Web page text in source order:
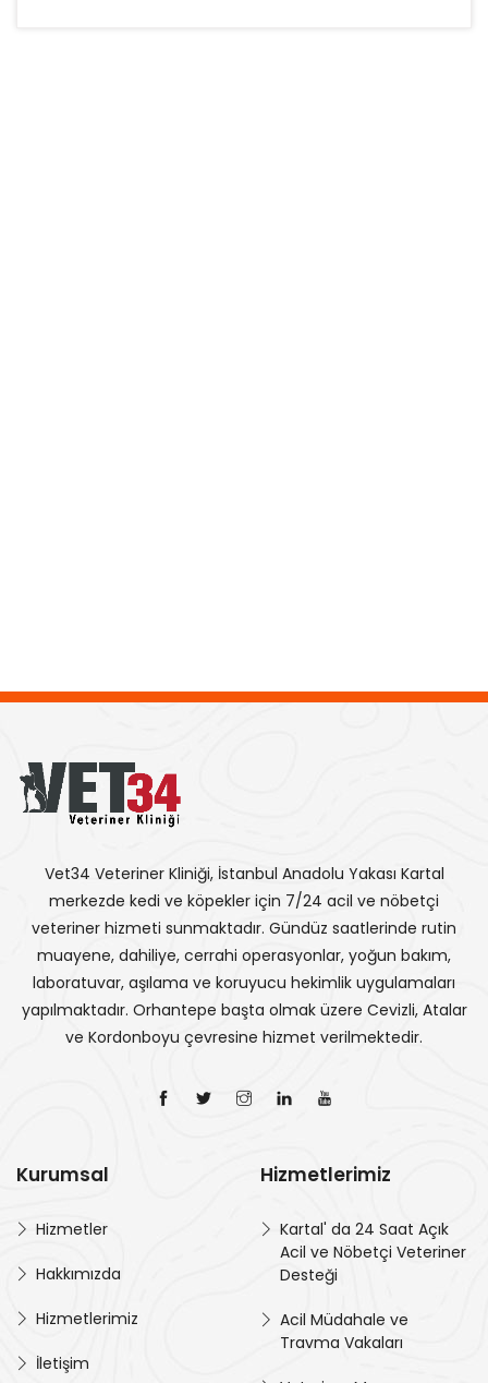
Vet34 Veteriner Kliniği, İstanbul Anadolu Yakası Kartal
merkezde kedi ve köpekler için 7/24 acil ve nöbetçi
veteriner hizmeti sunmaktadır. Gündüz saatlerinde rutin
muayene, dahiliye, cerrahi operasyonlar, yoğun bakım,
laboratuvar, aşılama ve koruyucu hekimlik uygulamaları
yapılmaktadır. Orhantepe başta olmak üzere Cevizli, Atalar
ve Kordonboyu çevresine hizmet verilmektedir.
Kurumsal
Hizmetler
Hakkımızda
Hizmetlerimiz
İletişim
Hizmetlerimiz
Kartal' da 24 Saat Açık
Acil ve Nöbetçi Veteriner
Desteği
Acil Müdahale ve
Travma Vakaları